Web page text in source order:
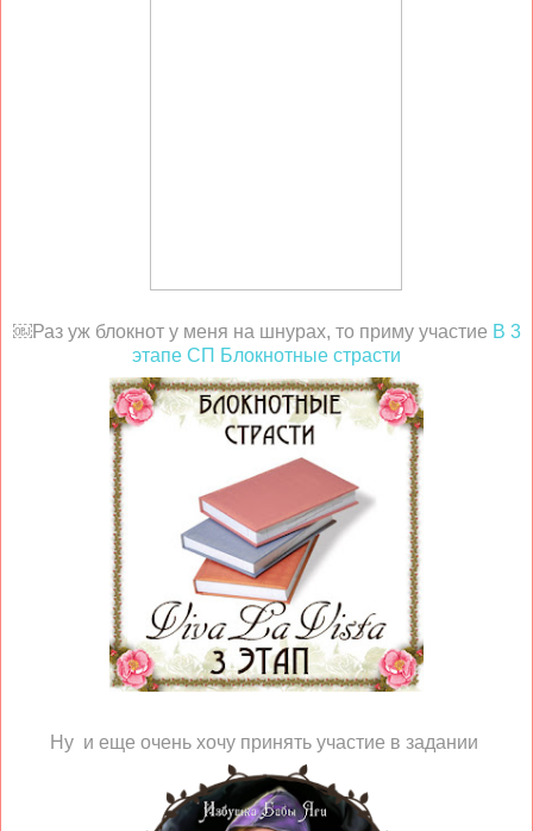
￼Раз уж блокнот у меня на шнурах, то приму участие В 3
этапе СП Блокнотные страсти
Ну и еще очень хочу принять участие в задании